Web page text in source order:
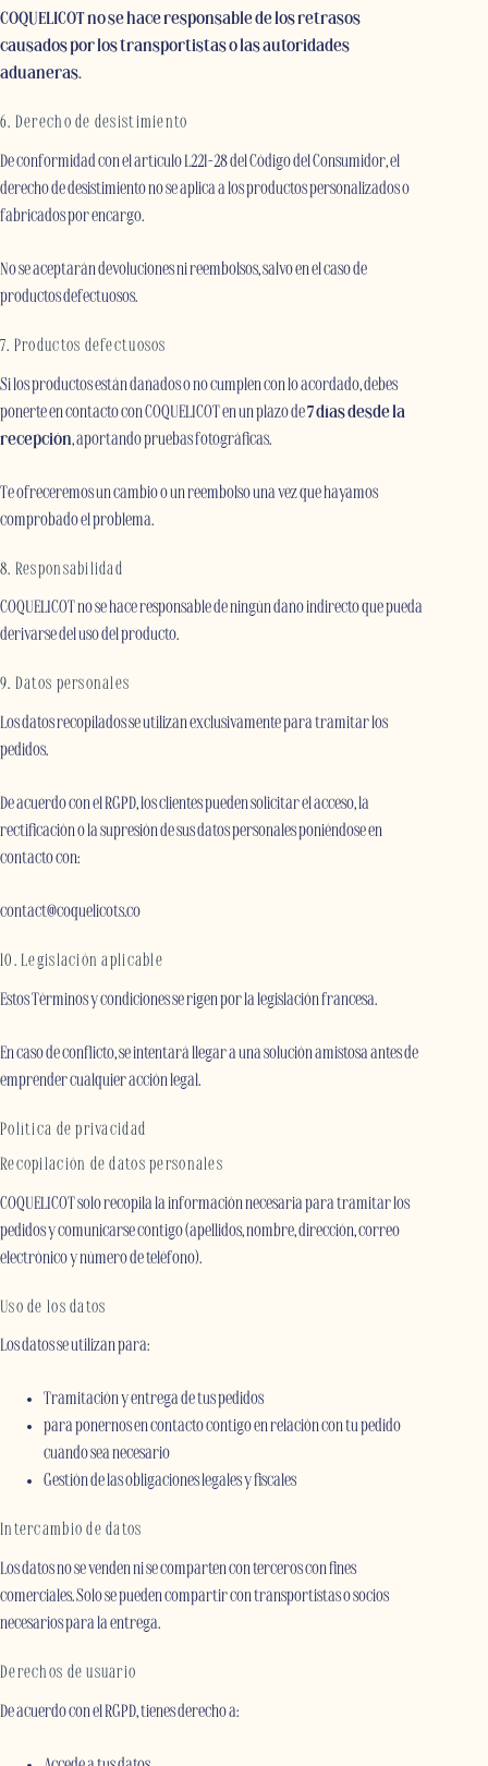
COQUELICOT no se hace responsable de los retrasos
causados por los transportistas o las autoridades
aduaneras.
6. Derecho de desistimiento
De conformidad con el artículo L221-28 del Código del Consumidor, el
derecho de desistimiento no se aplica a los productos personalizados o
fabricados por encargo.
No se aceptarán devoluciones ni reembolsos, salvo en el caso de
productos defectuosos.
7. Productos defectuosos
Si los productos están dañados o no cumplen con lo acordado, debes
ponerte en contacto con COQUELICOT en un plazo de7 días desde la
recepción, aportando pruebas fotográficas.
Te ofreceremos un cambio o un reembolso una vez que hayamos
comprobado el problema.
8. Responsabilidad
COQUELICOT no se hace responsable de ningún daño indirecto que pueda
derivarse del uso del producto.
9. Datos personales
Los datos recopilados se utilizan exclusivamente para tramitar los
pedidos.
De acuerdo con el RGPD, los clientes pueden solicitar el acceso, la
rectificación o la supresión de sus datos personales poniéndose en
contacto con:
contact@coquelicots.co
10. Legislación aplicable
Estos Términos y condiciones se rigen por la legislación francesa.
En caso de conflicto, se intentará llegar a una solución amistosa antes de
emprender cualquier acción legal.
Política de privacidad
Recopilación de datos personales
COQUELICOT solo recopila la información necesaria para tramitar los
pedidos y comunicarse contigo (apellidos, nombre, dirección, correo
electrónico y número de teléfono).
Uso de los datos
Los datos se utilizan para:
Tramitación y entrega de tus pedidos
para ponernos en contacto contigo en relación con tu pedido
cuando sea necesario
Gestión de las obligaciones legales y fiscales
Intercambio de datos
Los datos no se venden ni se comparten con terceros con fines
comerciales. Solo se pueden compartir con transportistas o socios
necesarios para la entrega.
Derechos de usuario
De acuerdo con el RGPD, tienes derecho a: